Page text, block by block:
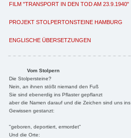
FILM "TRANSPORT IN DEN TOD AM 23.9.1940"
PROJEKT STOLPERTONSTEINE HAMBURG
ENGLISCHE ÜBERSETZUNGEN
Vom Stolpern
Die Stolpersteine?
Nein, an ihnen stößt niemand den Fuß
Sie sind ebenerdig ins Pflaster gepflanzt
aber die Namen darauf und die Zeichen sind uns ins
Gewissen gestanzt:
"geboren, deportiert, ermordet"
Und die Orte: